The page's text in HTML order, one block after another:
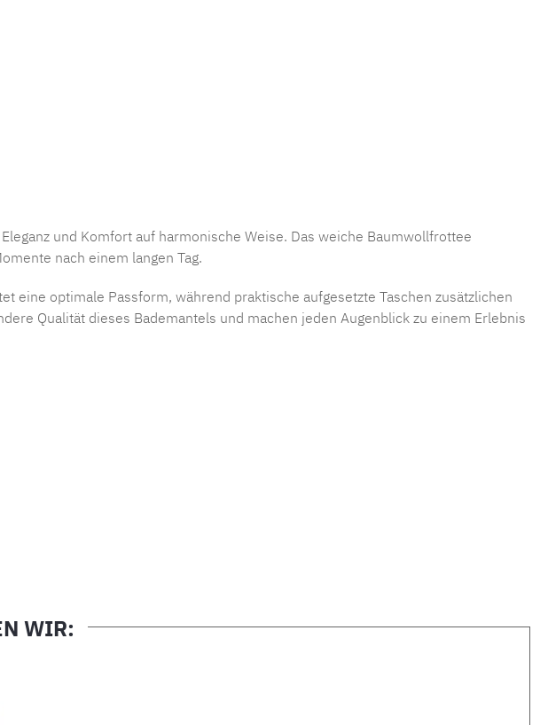
und Komfort auf harmonische Weise. Das weiche Baumwollfrottee
nach einem langen Tag.
eine optimale Passform, während praktische aufgesetzte Taschen zusätzlichen
Qualität dieses Bademantels und machen jeden Augenblick zu einem Erlebnis
WIR: